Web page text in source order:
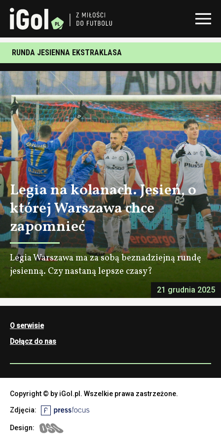
RUNDA JESIENNA EKSTRAKLASA
21 grudnia 2025
Legia na kolanach. Jesień, o
której Warszawa chce
zapomnieć
Legia Warszawa ma za sobą beznadziejną rundę
jesienną. Czy nastaną lepsze czasy?
O serwisie
Dołącz do nas
Copyright © by iGol.pl. Wszelkie prawa zastrzeżone.
Zdjęcia:
Design: